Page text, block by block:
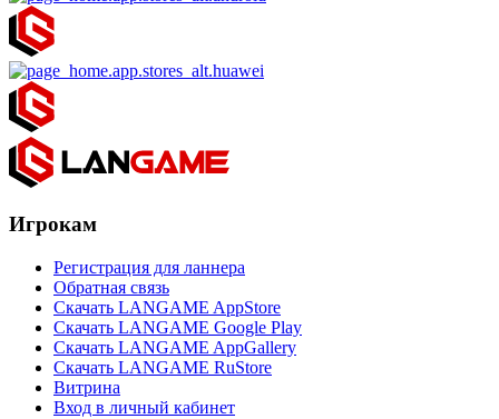
Игрокам
Регистрация для ланнера
Обратная связь
Скачать LANGAME AppStore
Скачать LANGAME Google Play
Скачать LANGAME AppGallery
Скачать LANGAME RuStore
Витрина
Вход в личный кабинет